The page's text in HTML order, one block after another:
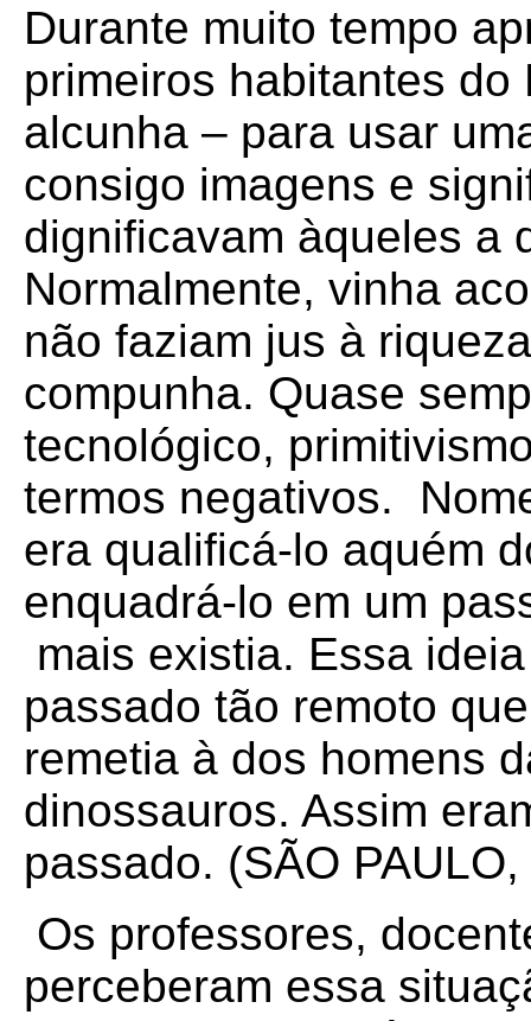
Durante muito tempo
primeiros habitantes
alcunha – para usar
consigo imagens e
dignificavam àqueles a
Normalmente, vinha
não faziam jus à
compunha. Quase
tecnológico,
termos negativos.
era qualificá-lo aquém
enquadrá-lo em um
mais existia. Essa
passado tão remoto
remetia à dos homens
dinossauros. Assim
passado. (SÃO
Os professores,
perceberam essa